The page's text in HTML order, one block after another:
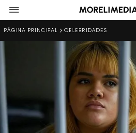
PÁGINA PRINCIPAL CELEBRIDADES